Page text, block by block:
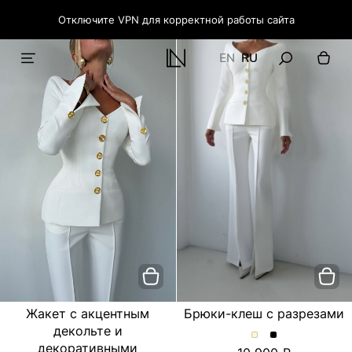
Отключите VPN для корректной работы сайта
EN RU
Жакет с акцентным
декольте и
декоративными
Брюки-клеш с разрезами
Брюки-Брюки-